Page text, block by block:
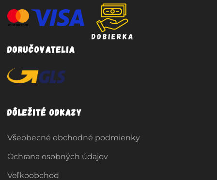
Doručovatelia
Dôležité odkazy
Všeobecné obchodné podmienky
Ochrana osobných údajov
Veľkoobchod